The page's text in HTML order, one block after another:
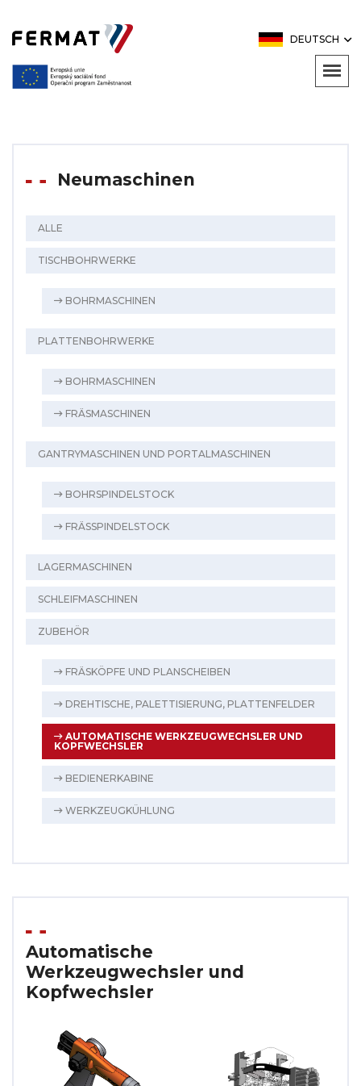
DEUTSCH
Neumaschinen
ALLE
TISCHBOHRWERKE
BOHRMASCHINEN
PLATTENBOHRWERKE
BOHRMASCHINEN
FRÄSMASCHINEN
GANTRYMASCHINEN UND PORTALMASCHINEN
BOHRSPINDELSTOCK
FRÄSSPINDELSTOCK
LAGERMASCHINEN
SCHLEIFMASCHINEN
ZUBEHÖR
FRÄSKÖPFE UND PLANSCHEIBEN
DREHTISCHE, PALETTISIERUNG, PLATTENFELDER
AUTOMATISCHE WERKZEUGWECHSLER UND
KOPFWECHSLER
BEDIENERKABINE
WERKZEUGKÜHLUNG
Automatische
Werkzeugwechsler und
Kopfwechsler